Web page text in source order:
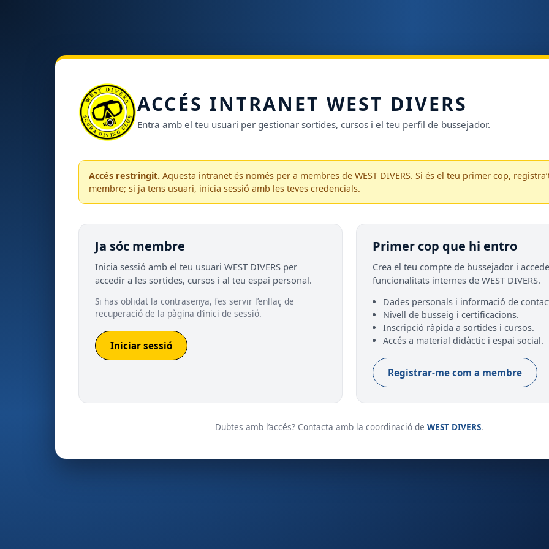
ACCÉS INTRANET WEST DIVERS
Entra amb el teu usuari per gestionar sortides, cursos i el teu perfil de bussejador.
Accés restringit. Aquesta intranet és només per a membres de WEST DIVERS. Si és el teu primer cop,
membre; si ja tens usuari, inicia sessió amb les teves credencials.
Ja sóc membre
Inicia sessió amb el teu usuari WEST DIVERS per
accedir a les sortides, cursos i al teu espai personal.
Si has oblidat la contrasenya, fes servir l’enllaç de
recuperació de la pàgina d’inici de sessió.
Iniciar sessió
Primer cop que hi entro
Crea el teu compte de bussejador i
funcionalitats internes de WEST DIVERS.
Dades personals i informació de
Nivell de busseig i certificacions.
Inscripció ràpida a sortides i cursos.
Accés a material didàctic i espai social.
Registrar-me com a membre
Dubtes amb l’accés? Contacta amb la coordinació de WEST DIVERS.